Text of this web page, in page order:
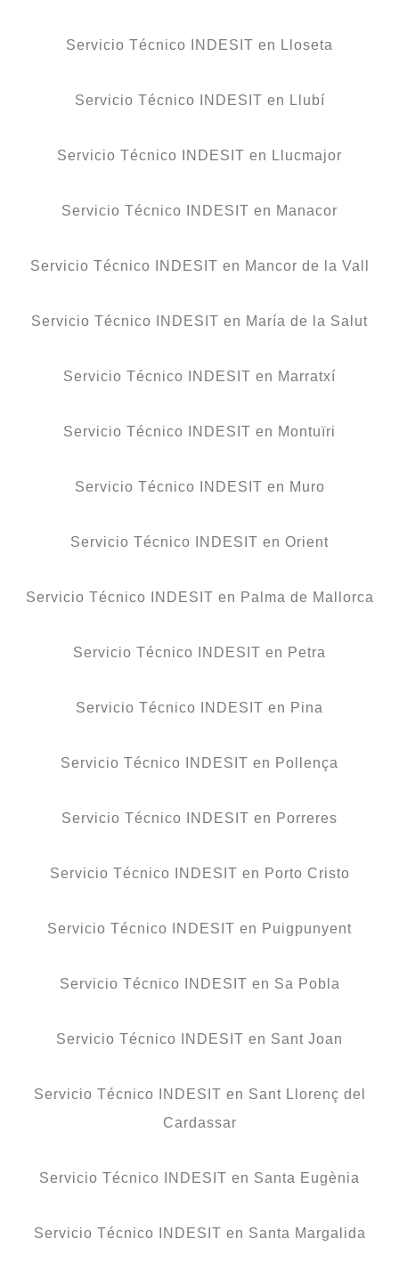
Servicio Técnico INDESIT en Lloseta
Servicio Técnico INDESIT en Llubí
Servicio Técnico INDESIT en Llucmajor
Servicio Técnico INDESIT en Manacor
Servicio Técnico INDESIT en Mancor de la Vall
Servicio Técnico INDESIT en María de la Salut
Servicio Técnico INDESIT en Marratxí
Servicio Técnico INDESIT en Montuïri
Servicio Técnico INDESIT en Muro
Servicio Técnico INDESIT en Orient
Servicio Técnico INDESIT en Palma de Mallorca
Servicio Técnico INDESIT en Petra
Servicio Técnico INDESIT en Pina
Servicio Técnico INDESIT en Pollença
Servicio Técnico INDESIT en Porreres
Servicio Técnico INDESIT en Porto Cristo
Servicio Técnico INDESIT en Puigpunyent
Servicio Técnico INDESIT en Sa Pobla
Servicio Técnico INDESIT en Sant Joan
Servicio Técnico INDESIT en Sant Llorenç del
Cardassar
Servicio Técnico INDESIT en Santa Eugènia
Servicio Técnico INDESIT en Santa Margalida